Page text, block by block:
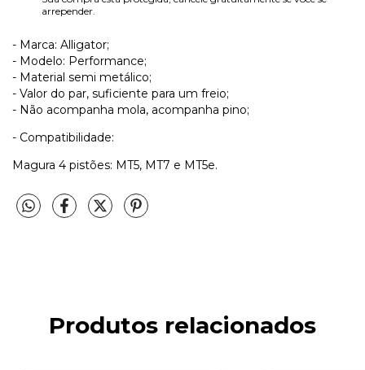
arrepender.
- Marca: Alligator;
- Modelo: Performance;
- Material semi metálico;
- Valor do par, suficiente para um freio;
- Não acompanha mola, acompanha pino;
- Compatibilidade:
Magura 4 pistões: MT5, MT7 e MT5e.
Produtos relacionados